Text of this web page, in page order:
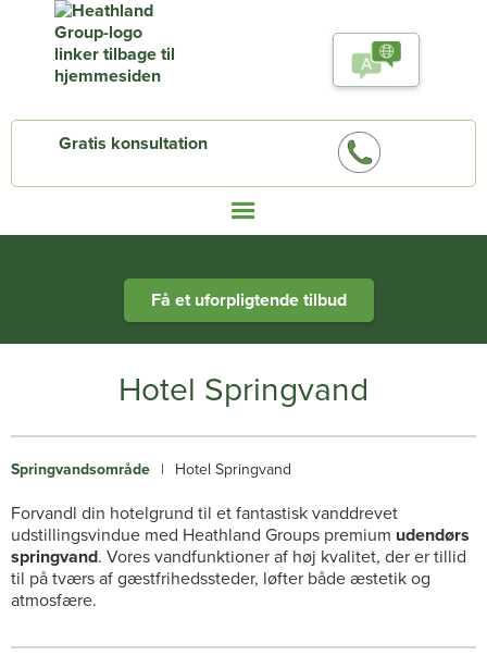
Gratis konsultation
Få et uforpligtende tilbud
Hotel Springvand
Springvandsområde | Hotel Springvand
Forvandl din hotelgrund til et fantastisk vanddrevet
udstillingsvindue med Heathland Groups premium udendørs
springvand. Vores vandfunktioner af høj kvalitet, der er tillid
til på tværs af gæstfrihedssteder, løfter både æstetik og
atmosfære.